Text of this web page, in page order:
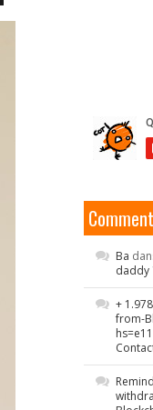
Ba
daddy
+
from-